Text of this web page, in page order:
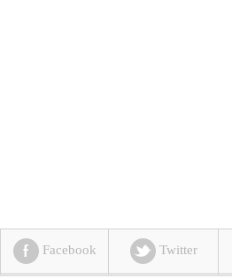
Facebook Twitter